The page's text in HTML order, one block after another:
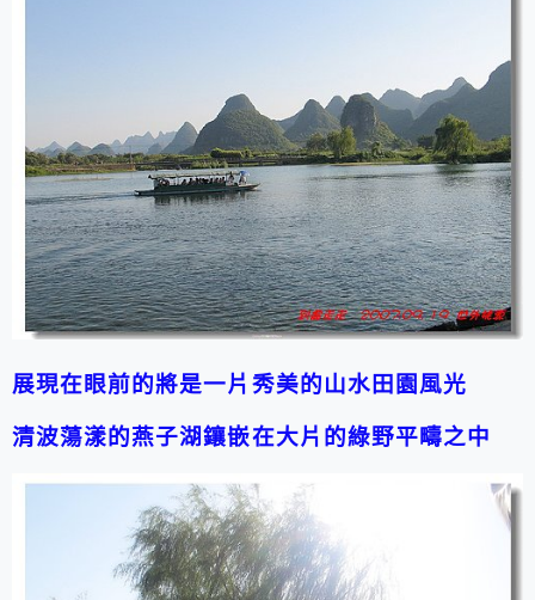
展現在眼前的將是一片秀美的山水田園風光
清波蕩漾的燕子湖鑲嵌在大片的綠野平疇之中